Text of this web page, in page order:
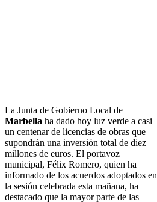
La Junta de Gobierno Local de
Marbella ha dado hoy luz verde a casi
un centenar de licencias de obras que
supondrán una inversión total de diez
millones de euros. El portavoz
municipal, Félix Romero, quien ha
informado de los acuerdos adoptados en
la sesión celebrada esta mañana, ha
destacado que la mayor parte de las